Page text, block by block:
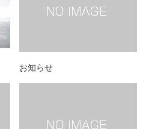
お知らせ